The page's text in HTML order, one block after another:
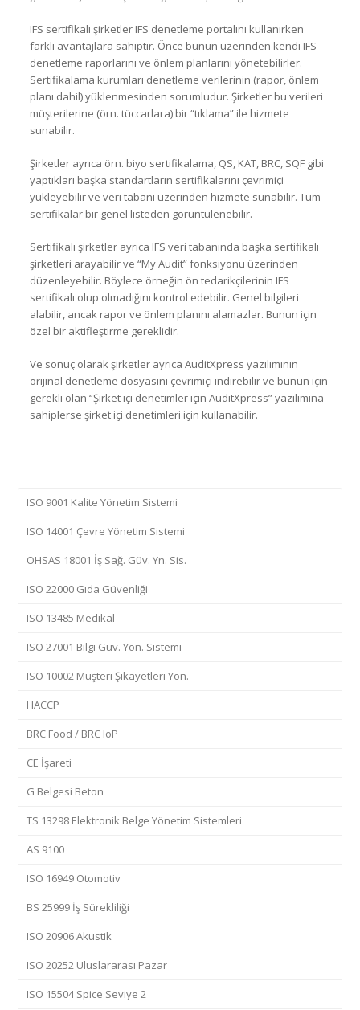
IFS sertifikalı şirketler IFS denetleme portalını kullanırken
farklı avantajlara sahiptir. Önce bunun üzerinden kendi IFS
denetleme raporlarını ve önlem planlarını yönetebilirler.
Sertifikalama kurumları denetleme verilerinin (rapor, önlem
planı dahil) yüklenmesinden sorumludur. Şirketler bu verileri
müşterilerine (örn. tüccarlara) bir “tıklama” ile hizmete
sunabilir.
Şirketler ayrıca örn. biyo sertifikalama, QS, KAT, BRC, SQF gibi
yaptıkları başka standartların sertifikalarını çevrimiçi
yükleyebilir ve veri tabanı üzerinden hizmete sunabilir. Tüm
sertifikalar bir genel listeden görüntülenebilir.
Sertifikalı şirketler ayrıca IFS veri tabanında başka sertifikalı
şirketleri arayabilir ve “My Audit” fonksiyonu üzerinden
düzenleyebilir. Böylece örneğin ön tedarikçilerinin IFS
sertifikalı olup olmadığını kontrol edebilir. Genel bilgileri
alabilir, ancak rapor ve önlem planını alamazlar. Bunun için
özel bir aktifleştirme gereklidir.
Ve sonuç olarak şirketler ayrıca AuditXpress yazılımının
orijinal denetleme dosyasını çevrimiçi indirebilir ve bunun için
gerekli olan “Şirket içi denetimler için AuditXpress” yazılımına
sahiplerse şirket içi denetimleri için kullanabilir.
ISO 9001 Kalite Yönetim Sistemi
ISO 14001 Çevre Yönetim Sistemi
OHSAS 18001 İş Sağ. Güv. Yn. Sis.
ISO 22000 Gıda Güvenliği
ISO 13485 Medikal
ISO 27001 Bilgi Güv. Yön. Sistemi
ISO 10002 Müşteri Şikayetleri Yön.
HACCP
BRC Food / BRC loP
CE İşareti
G Belgesi Beton
TS 13298 Elektronik Belge Yönetim Sistemleri
AS 9100
ISO 16949 Otomotiv
BS 25999 İş Sürekliliği
ISO 20906 Akustik
ISO 20252 Uluslararası Pazar
ISO 15504 Spice Seviye 2